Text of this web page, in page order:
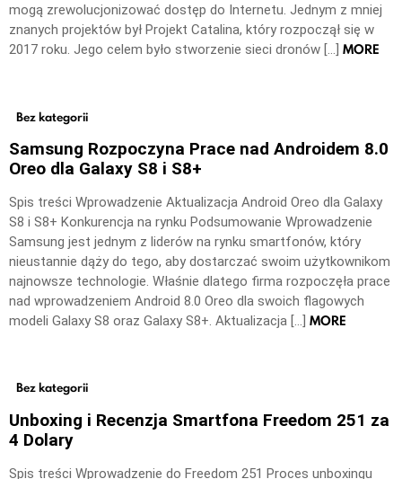
mogą zrewolucjonizować dostęp do Internetu. Jednym z mniej
znanych projektów był Projekt Catalina, który rozpoczął się w
2017 roku. Jego celem było stworzenie sieci dronów […] MORE
Bez kategorii
Samsung Rozpoczyna Prace nad Androidem 8.0
Oreo dla Galaxy S8 i S8+
Spis treści Wprowadzenie Aktualizacja Android Oreo dla Galaxy
S8 i S8+ Konkurencja na rynku Podsumowanie Wprowadzenie
Samsung jest jednym z liderów na rynku smartfonów, który
nieustannie dąży do tego, aby dostarczać swoim użytkownikom
najnowsze technologie. Właśnie dlatego firma rozpoczęła prace
nad wprowadzeniem Android 8.0 Oreo dla swoich flagowych
modeli Galaxy S8 oraz Galaxy S8+. Aktualizacja […] MORE
Bez kategorii
Unboxing i Recenzja Smartfona Freedom 251 za
4 Dolary
Spis treści Wprowadzenie do Freedom 251 Proces unboxingu